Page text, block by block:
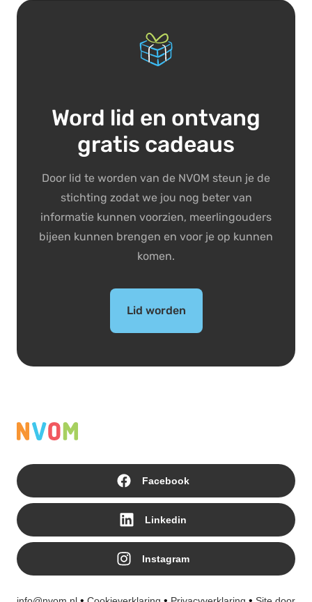
Word lid en ontvang
gratis cadeaus
Door lid te worden van de NVOM steun je de
stichting zodat we jou nog beter van
informatie kunnen voorzien, meerlingouders
bijeen kunnen brengen en voor je op kunnen
komen.
Lid worden
Facebook
Linkedin
Instagram